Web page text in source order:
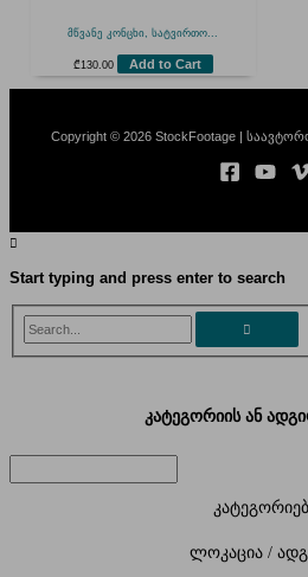
მწვანე კონცხი, სატვირთო...
₾ 130.00 Add to Cart
Copyright © 2026 StockFootage |
Start typing and press enter to search
Search...
კატეგორიის ან
ლოკაცია /